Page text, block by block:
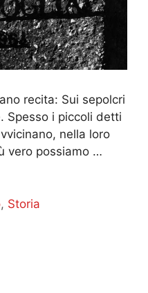
recita: Sui sepolcri
Spesso i piccoli detti
nella loro
vero possiamo …
, Storia